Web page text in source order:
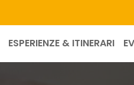
ESPERIENZE & ITINERARI